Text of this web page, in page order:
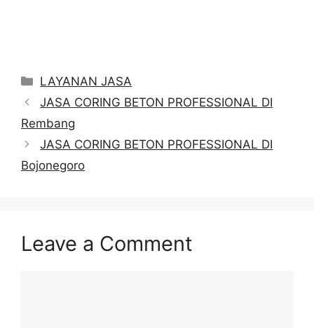
Categories
LAYANAN JASA
JASA CORING BETON PROFESSIONAL DI
Rembang
JASA CORING BETON PROFESSIONAL DI
Bojonegoro
Leave a Comment